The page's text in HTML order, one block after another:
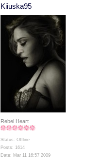
Kiiuska95
Rebel Heart
Status: Offline
Posts: 1614
Date: Mar 11 16:57 2009